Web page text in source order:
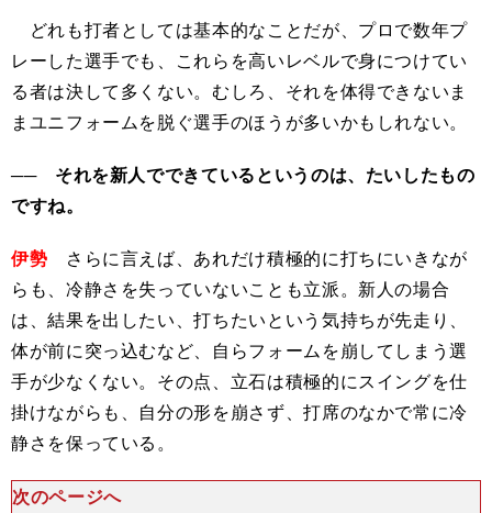
どれも打者としては基本的なことだが、プロで数年プ
レーした選手でも、これらを高いレベルで身につけてい
る者は決して多くない。むしろ、それを体得できないま
まユニフォームを脱ぐ選手のほうが多いかもしれない。
── それを新人でできているというのは、たいしたもの
ですね。
伊勢 さらに言えば、あれだけ積極的に打ちにいきなが
らも、冷静さを失っていないことも立派。新人の場合
は、結果を出したい、打ちたいという気持ちが先走り、
体が前に突っ込むなど、自らフォームを崩してしまう選
手が少なくない。その点、立石は積極的にスイングを仕
掛けながらも、自分の形を崩さず、打席のなかで常に冷
静さを保っている。
次のページへ